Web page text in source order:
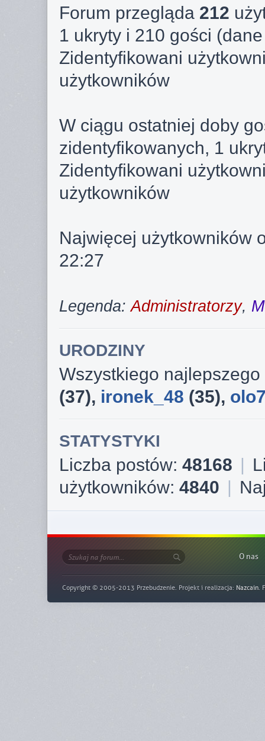
Forum przegląda 212
1 ukryty i 210 gości
Zidentyfikowani
użytkowników
W ciągu ostatniej doby
zidentyfikowanych, 1
Zidentyfikowani
użytkowników
Najwięcej użytkowników
22:27
Legenda:Administratorzy,
URODZINY
Wszystkiego
(37), ironek_48 (35),
STATYSTYKI
Liczba postów: 48168
użytkowników: 4840
O nas
Copyright © 2005-2013 Przebudzenie. Projekt i realizacja: Nazcain.